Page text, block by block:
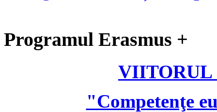
Programul Erasmus +
VIITORUL
"Competenţe